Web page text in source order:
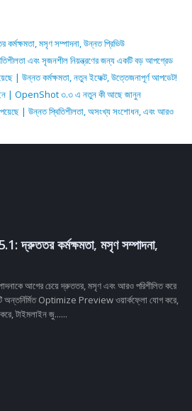
মসৃণ সম্পাদনা, উন্নত প্রিভিউ
এবং সৃজনশীল নিয়ন্ত্রণের জন্য একটি বড় আপগ্রেড
| উন্নত কর্মক্ষমতা, নতুন ইফেক্ট, উত্তেজনাপূর্ণ আপডেট!
| OpenShot ৩.৩ এ নতুন কী আছে জানুন
| উন্নত স্থিতিশীলতা, অসংখ্য সংশোধন, এবং আরও
দ্রুততর কর্মক্ষমতা, মসৃণ সম্পাদনা,
আগের চেয়ে দ্রুততর, মসৃণ এবং আরও পরিশীলিত করে
অন্তর্নির্মিত Optimize Preview ওয়ার্কফ্লো যোগ করে,
করে, টাইমলাইন জু......